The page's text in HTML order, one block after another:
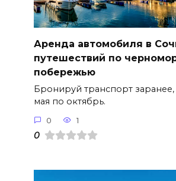
Аренда автомобиля в
путешествий по
побережью
Бронируй транспорт
мая по октябрь.
0 1
0